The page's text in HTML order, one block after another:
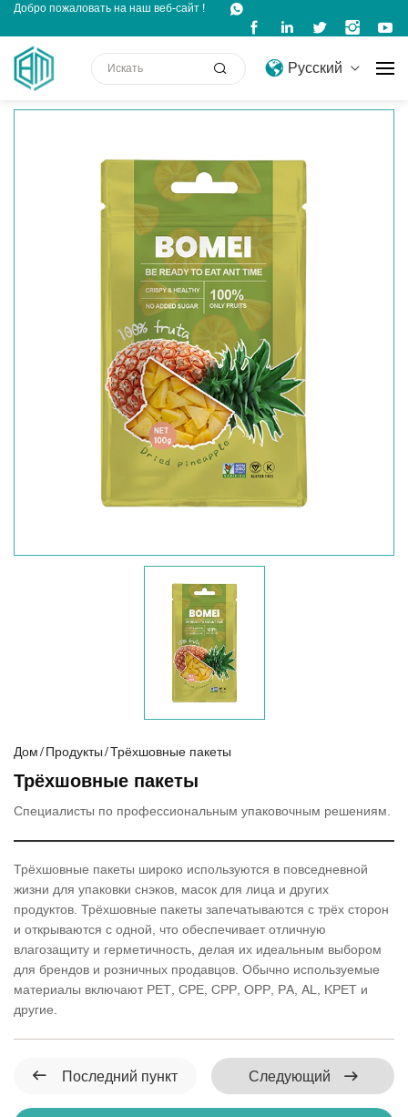
Добро пожаловать на наш веб-сайт !
Русский
Дом/Продукты/Трёхшовные пакеты
Трёхшовные пакеты
Специалисты по профессиональным упаковочным решениям.
Трёхшовные пакеты широко используются в повседневной
жизни для упаковки снэков, масок для лица и других
продуктов. Трёхшовные пакеты запечатываются с трёх сторон
и открываются с одной, что обеспечивает отличную
влагозащиту и герметичность, делая их идеальным выбором
для брендов и розничных продавцов. Обычно используемые
материалы включают PET, CPE, CPP, OPP, PA, AL, KPET и
другие.
Последний пункт Следующий